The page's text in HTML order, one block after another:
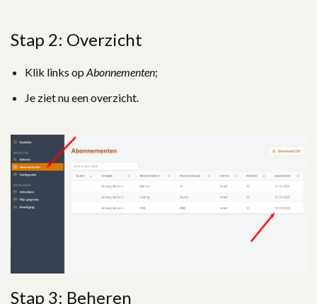
Stap 2: Overzicht
Klik links op Abonnementen;
Je ziet nu een overzicht.
Stap 3: Beheren